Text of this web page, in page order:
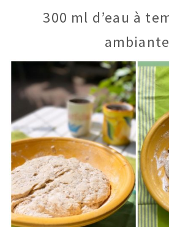
300 ml d’eau à
ambiante